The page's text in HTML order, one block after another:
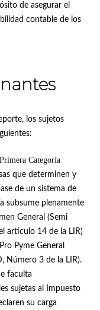
de asegurar el
contable de los
los sujetos
:
Categoría
que determinen y
de un sistema de
subsume plenamente
General (Semi
artículo 14 de la LIR)
Pyme General
Número 3 de la LIR).
faculta
sujetas al Impuesto
su carga